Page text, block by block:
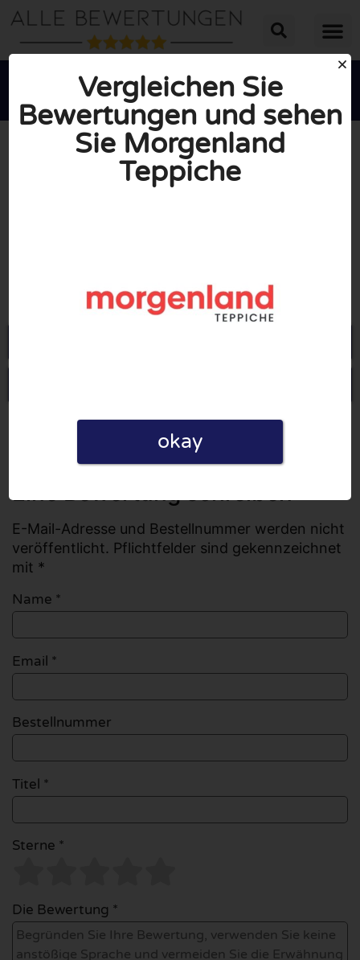
INSGESAMT: 10/10
(0 Bewertungen)
Alle Bewertungen
Anzahl der Bewertungen: 0
Eine Bewertung schreiben
E-Mail-Adresse und Bestellnummer werden nicht
veröffentlicht. Pflichtfelder sind gekennzeichnet
mit *
Name *
Email *
Bestellnummer
Titel *
Sterne *
Die Bewertung *
Vergleichen Sie
Bewertungen und sehen
Sie Morgenland
Teppiche
okay